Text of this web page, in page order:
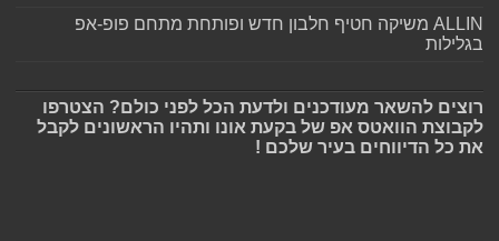
ALLIN משיקה חטיף חלבון חדש ופותחת מתחם פופ-אפ
בגלילות
רוצים להשאר מעודכנים ולדעת הכל לפני כולם? הצטרפו
לקבוצת הוואטס אפ של בקעת אונו ותהיו הראשונים לקבל
את כל הדיווחים בעיר שלכם !